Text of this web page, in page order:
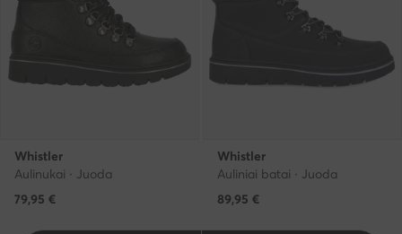
Whistler
Aulinukai · Juoda
79,95 €
Whistler
Auliniai batai · Juoda
89,95 €